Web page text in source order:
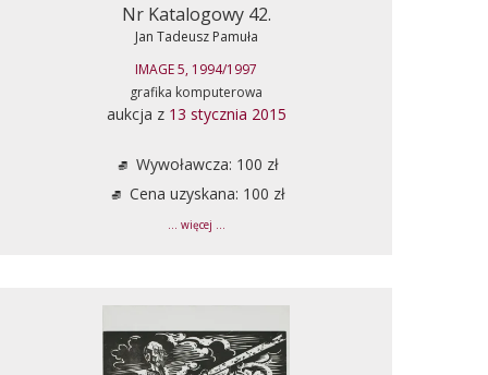
Nr Katalogowy 42.
Jan Tadeusz Pamuła
IMAGE 5, 1994/1997
grafika komputerowa
aukcja z 13 stycznia 2015
Wywoławcza: 100 zł
Cena uzyskana: 100 zł
... więcej ...